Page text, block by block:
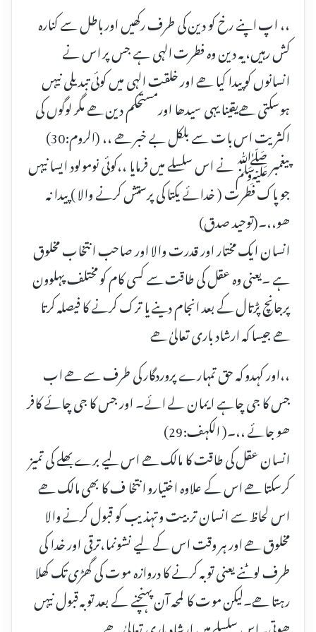
،، اپ اپنے رخ کو دین کی طرف رکھیں اور باطل سے کنارہ
کش رہیں، یہ دین وہ فطرت الہی ہے جس پر اس نے
انسانوں کو پیدا کیا ھے اور خلقت الہی میں کوئی تبدیلی نیہں
ہوسکتی ھےیقینا یہی سیدھا اورمستحکم دین ھے مگر لوگوں کی
اکثریت اس بات سے بلکل بے خبر ھے ،، (الروم:30)
پیغمبر ﷺ نے اس سلسلے میں فرمایا ،،کوئی نومولود ایسا نیہں
جو پاک فطرت ( خدائے یکتا کی پرستش کرنے والا ) پیدا نہ
ھو،،۔(توحید صدق)
انسان ایک مختار اور قدرت والا اور صاحب انتخاب مخلوق
ہے ۔یعنی وہ عقل کی طاقت سے کسی کام کو مختلف پہلوون
پرجانچ پڑتال کے بعد انجام دینے یا ترک کرنے کا فیصلہ کرتا
ھے جیسا کہ ارشاد باری تعالیٰ ھے
،،اور کہدو کہ حق تمہارے پروردگار کی طرف سے ھے اب
جس کا جی چاہے ایمان لے ائے۔ اور جس کا جی چائے کافر
ھو جائے ،،۔( الکہف:29)
انسان عقل کی طاقت کا مالک ھے اس لیے برے بھلے کی تمیز
کرسکتا ھے اس کے علاوہ اختیارو انتخا ف کا بھی مالک ھے
اس لحاظ سے انسان تربیت و تہذیب کو قبول کرنے والا
مخلوق ھے اور ہر وقت اس کے لیے نشونما،ترقی اور خدا کی
طرف لوٹنے یعنی توبہ کرنے کا دروازہ موت کی گھڑی تک کھلا
رہتا ھے۔لیکن موت کا لمحہ آن پہنچنے کے بعد توبہ قبول نیہں